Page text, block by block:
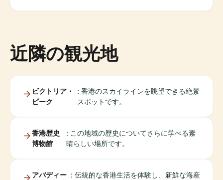
近隣の観光地
ビクトリア・
ピーク
: 香港のスカイラインを眺望できる絶景
スポットです。
香港歴史
博物館
: この地域の歴史についてさらに学べる素
晴らしい場所です。
アバディー : 伝統的な香港生活を体験し、新鮮な海産